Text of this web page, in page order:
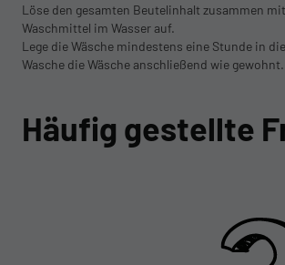
Löse den gesamten Beutelinhalt zusammen
Waschmittel im Wasser auf.
Lege die Wäsche mindestens eine Stunde in
Wasche die Wäsche anschließend wie gewohnt.
Häufig gestellte